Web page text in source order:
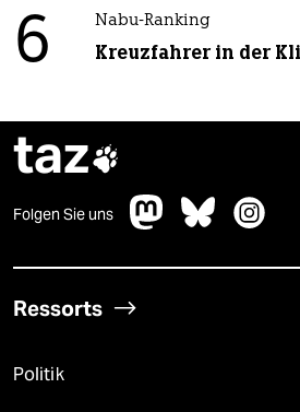
6 Nabu-Ranking
Kreuzfahrer in der
taz
Folgen Sie uns
Ressorts
Politik